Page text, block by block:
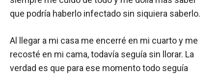
que podría haberlo infectado sin siquiera saberlo.
Al llegar a mi casa me encerré en mi cuarto y me
recosté en mi cama, todavía seguía sin llorar. La
verdad es que para ese momento todo seguía